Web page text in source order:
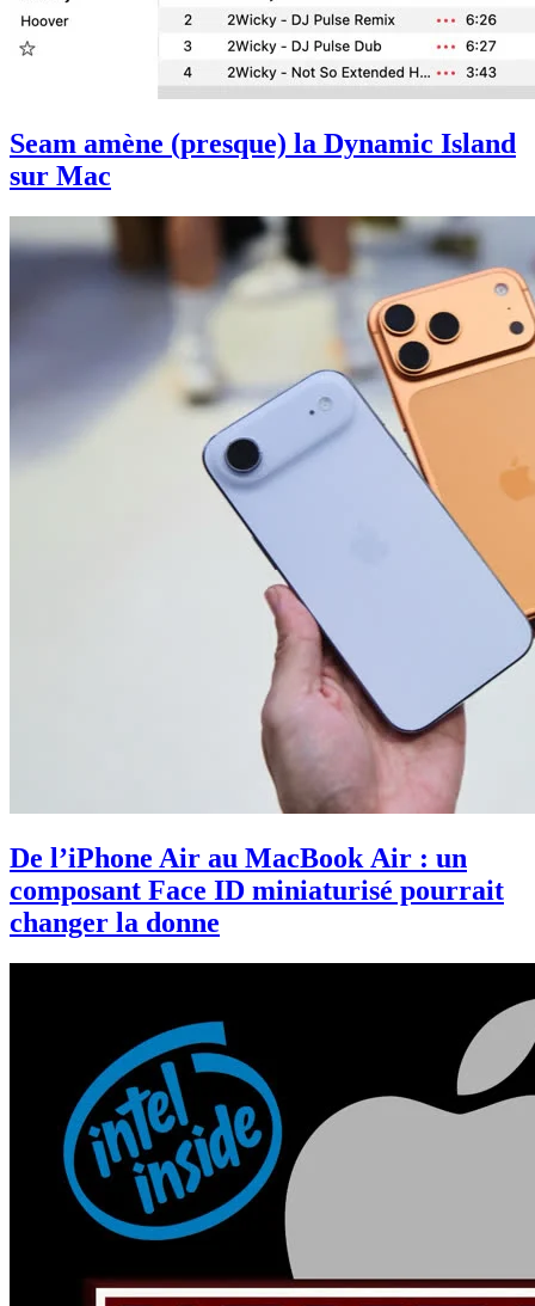
Seam amène (presque) la Dynamic Island
sur Mac
De l’iPhone Air au MacBook Air : un
composant Face ID miniaturisé pourrait
changer la donne